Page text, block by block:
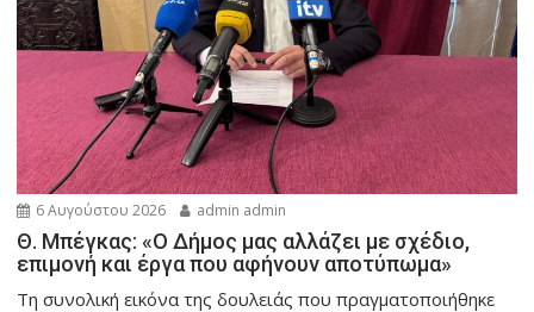
6 Αυγούστου 2026 admin admin
Θ. Μπέγκας: «Ο Δήμος μας αλλάζει με σχέδιο,
επιμονή και έργα που αφήνουν αποτύπωμα»
Τη συνολική εικόνα της δουλειάς που πραγματοποιήθηκε